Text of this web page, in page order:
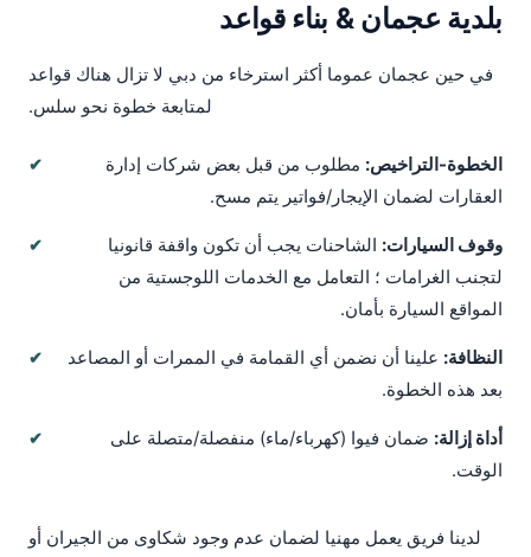
بلدية عجمان & بناء قواعد
في حين عجمان عموما أكثر استرخاء من دبي لا تزال هناك قواعد
لمتابعة خطوة نحو سلس.
الخطوة-التراخيص: مطلوب من قبل بعض شركات إدارة
العقارات لضمان الإيجار/فواتير يتم مسح.
وقوف السيارات: الشاحنات يجب أن تكون واقفة قانونيا
لتجنب الغرامات ؛ التعامل مع الخدمات اللوجستية من
المواقع السيارة بأمان.
النظافة: علينا أن نضمن أي القمامة في الممرات أو المصاعد
بعد هذه الخطوة.
أداة إزالة: ضمان فيوا (كهرباء/ماء) منفصلة/متصلة على
الوقت.
لدينا فريق يعمل مهنيا لضمان عدم وجود شكاوى من الجيران أو